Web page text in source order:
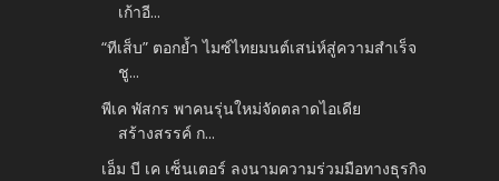
เก้าอี...
“ทีเส็บ” ตอกย้ำ ไมซ์ไทยมนต์เสน่ห์สู่ความสำเร็จ
ชู...
พีเค พัสกร พาคนรุ่นใหม่จัดตลาดไอเดีย
สร้างสรรค์ ก...
เอ็ม บี เค เซ็นเตอร์ ลงนามความร่วมมือทางธุรกิจ